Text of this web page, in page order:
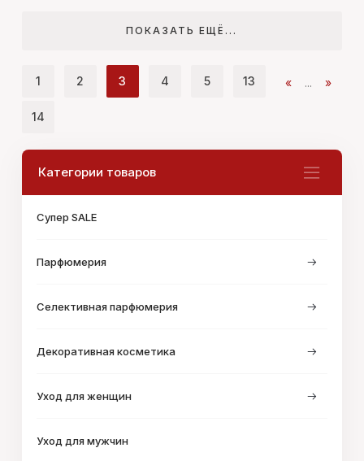
ПОКАЗАТЬ ЕЩЁ...
«
1 2 3 4 5 ...
13
14
»
Категории товаров
Супер SALE
Парфюмерия
Селективная парфюмерия
Декоративная косметика
Уход для женщин
Уход для мужчин